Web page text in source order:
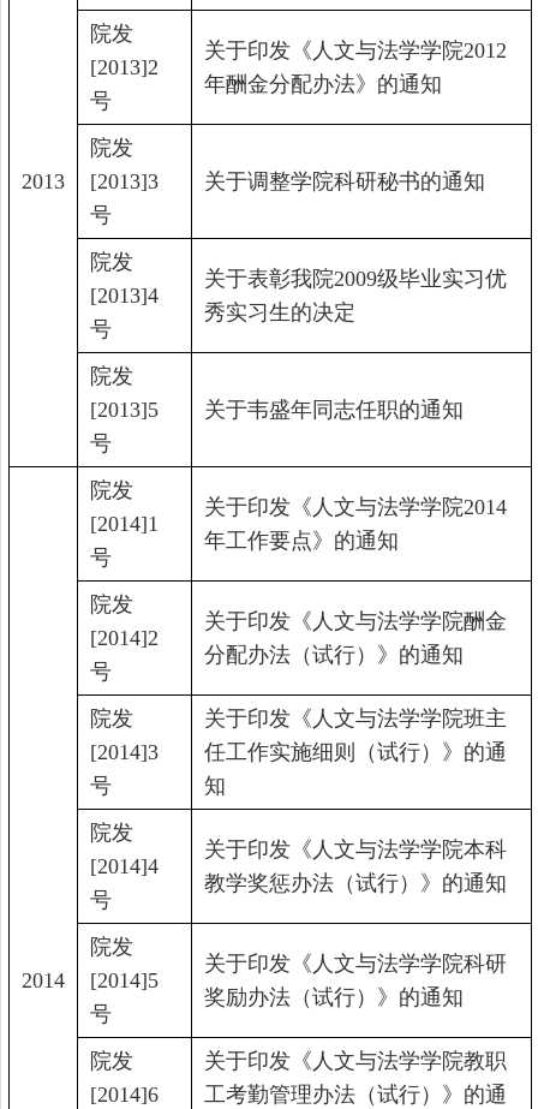
2013
院发
[2013]2
号
关于印发《人文与法学学院2012
年酬金分配办法》的通知
院发
[2013]3
号
关于调整学院科研秘书的通知
院发
[2013]4
号
关于表彰我院2009级毕业实习优
秀实习生的决定
院发
[2013]5
号
关于韦盛年同志任职的通知
2014
院发
[2014]1
号
关于印发《人文与法学学院2014
年工作要点》的通知
院发
[2014]2
号
关于印发《人文与法学学院酬金
分配办法（试行）》的通知
院发
[2014]3
号
关于印发《人文与法学学院班主
任工作实施细则（试行）》的通
知
院发
[2014]4
号
关于印发《人文与法学学院本科
教学奖惩办法（试行）》的通知
院发
[2014]5
号
关于印发《人文与法学学院科研
奖励办法（试行）》的通知
院发
[2014]6
关于印发《人文与法学学院教职
工考勤管理办法（试行）》的通